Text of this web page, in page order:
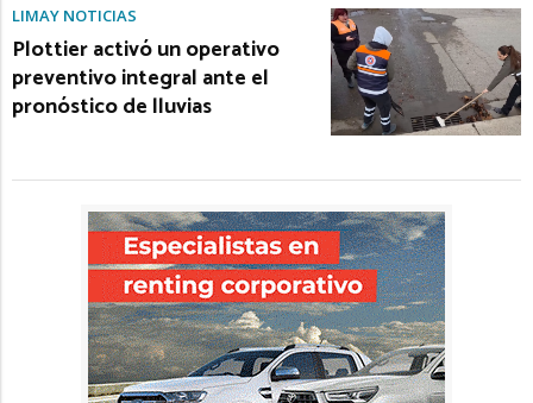
LIMAY NOTICIAS
Plottier activó un operativo
preventivo integral ante el
pronóstico de lluvias